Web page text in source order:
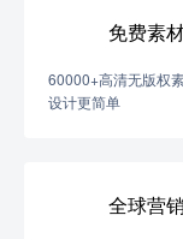
免费素
60000+高清无版权
设计更简单
全球营销